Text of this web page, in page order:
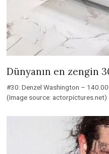
Dünyanın en zengin
#30: Denzel Washington –
(Image source: actorpictures.net)